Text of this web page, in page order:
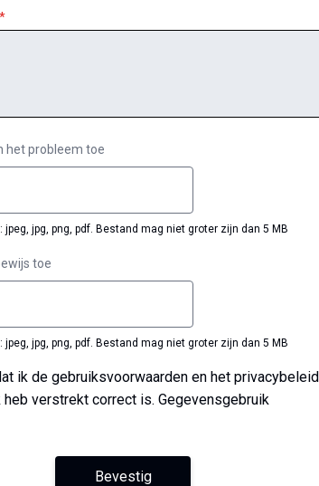
het probleem toe
jpeg, jpg, png, pdf. Bestand mag niet groter zijn dan 5 MB
toe
jpeg, jpg, png, pdf. Bestand mag niet groter zijn dan 5 MB
verstrekt correct is. Gegevensgebruik
Bevestig